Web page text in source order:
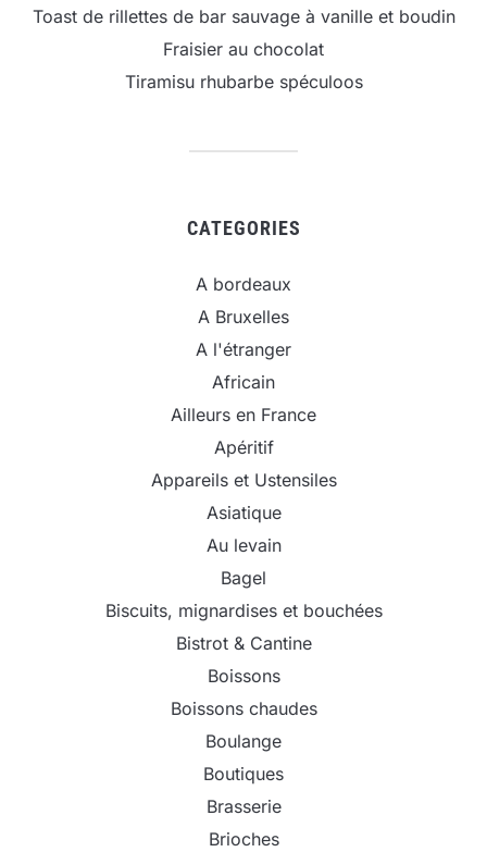
Toast de rillettes de bar sauvage à vanille et boudin
Fraisier au chocolat
Tiramisu rhubarbe spéculoos
CATEGORIES
A bordeaux
A Bruxelles
A l'étranger
Africain
Ailleurs en France
Apéritif
Appareils et Ustensiles
Asiatique
Au levain
Bagel
Biscuits, mignardises et bouchées
Bistrot & Cantine
Boissons
Boissons chaudes
Boulange
Boutiques
Brasserie
Brioches